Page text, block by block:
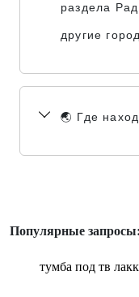
раздела
другие
🌏 Где
Популярные запросы:
тумба под тв лакк